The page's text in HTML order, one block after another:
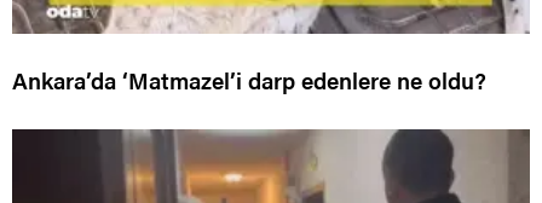
Ankara’da ‘Matmazel’i darp edenlere ne oldu?